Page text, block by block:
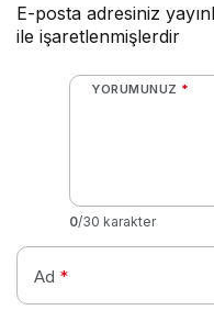
E-posta adresiniz
ile işaretlenmişlerdir
YORUMUNUZ *
0/30 karakter
Ad *